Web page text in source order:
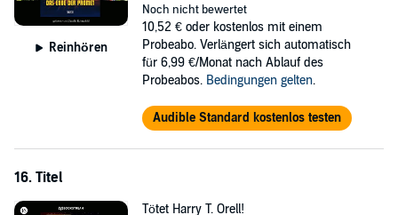
Reinhören
Noch nicht bewertet
10,52 € oder kostenlos mit einem
Probeabo. Verlängert sich automatisch
für 6,99 €/Monat nach Ablauf des
Probeabos. Bedingungen gelten.
Audible Standard kostenlos testen
16. Titel
Tötet Harry T. Orell!